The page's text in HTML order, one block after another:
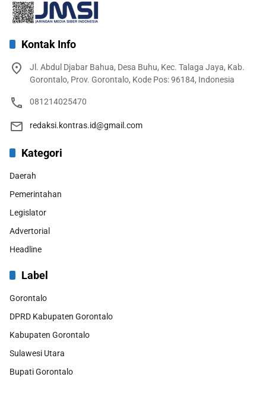
Kontak Info
Jl. Abdul Djabar Bahua, Desa Buhu, Kec. Talaga Jaya, Kab.
Gorontalo, Prov. Gorontalo, Kode Pos: 96184, Indonesia
081214025470
redaksi.kontras.id@gmail.com
Kategori
Daerah
Pemerintahan
Legislator
Advertorial
Headline
Label
Gorontalo
DPRD Kabupaten Gorontalo
Kabupaten Gorontalo
Sulawesi Utara
Bupati Gorontalo